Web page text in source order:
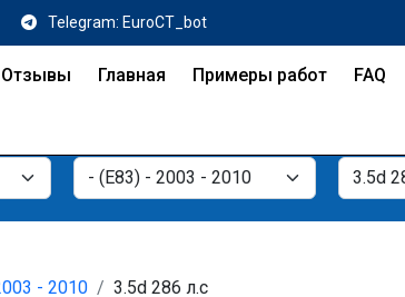
Telegram: EuroCT_bot
Отзывы Главная Примеры работ FAQ
- 2010 3.5d 286 л.с